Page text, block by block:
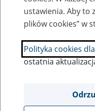
SZUKAJ
ustawienia. Aby to
plików cookies” w
Polityka cookies
ostatnia